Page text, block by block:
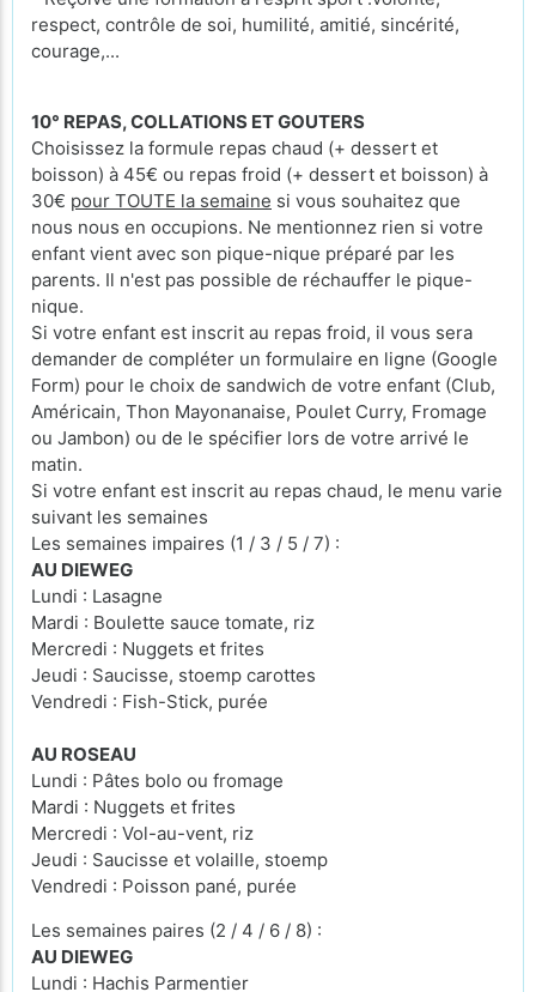
respect, contrôle de soi, humilité, amitié, sincérité,
courage,...
10° REPAS, COLLATIONS ET GOUTERS
Choisissez la formule repas chaud (+ dessert et
boisson) à 45€ ou repas froid (+ dessert et boisson) à
30€ pour TOUTE la semaine si vous souhaitez que
nous nous en occupions. Ne mentionnez rien si votre
enfant vient avec son pique-nique préparé par les
parents. Il n'est pas possible de réchauffer le pique-
nique.
Si votre enfant est inscrit au repas froid, il vous sera
demander de compléter un formulaire en ligne (Google
Form) pour le choix de sandwich de votre enfant (Club,
Américain, Thon Mayonanaise, Poulet Curry, Fromage
ou Jambon) ou de le spécifier lors de votre arrivé le
matin.
Si votre enfant est inscrit au repas chaud, le menu varie
suivant les semaines
Les semaines impaires (1 / 3 / 5 / 7) :
AU DIEWEG
Lundi : Lasagne
Mardi : Boulette sauce tomate, riz
Mercredi : Nuggets et frites
Jeudi : Saucisse, stoemp carottes
Vendredi : Fish-Stick, purée
AU ROSEAU
Lundi : Pâtes bolo ou fromage
Mardi : Nuggets et frites
Mercredi : Vol-au-vent, riz
Jeudi : Saucisse et volaille, stoemp
Vendredi : Poisson pané, purée
Les semaines paires (2 / 4 / 6 / 8) :
AU DIEWEG
Lundi : Hachis Parmentier